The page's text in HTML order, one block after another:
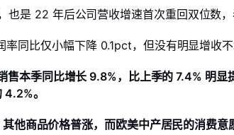
是 22 年后公司营收增速首次重回双位数
同比仅小幅下降 0.1pct，但没有明显增收
售本季同比增长 9.8%，比上季的 7.4% 明显
。
他商品价格普涨，而欧美中产居民的消费意